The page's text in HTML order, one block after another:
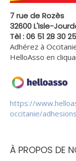
7 rue de Rozès
32600 L'Isle-
Tèl : 06 51 28 30 25
Adhérez à
HelloAsso en
https://
occitanie/
À PROPOS DE